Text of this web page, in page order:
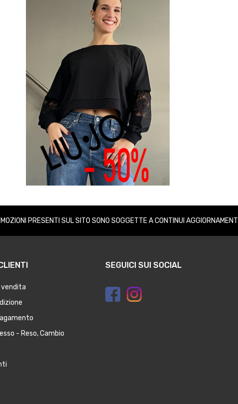
PRESENTI SUL SITO SONO SOGGETTE A CONTINUI AGGIORNAMENTI
vendita
- Reso, Cambio
SEGUICI SUI SOCIAL